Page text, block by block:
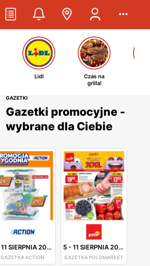
Lidl
Czas na
grilla!
GAZETKI
Gazetki promocyjne -
wybrane dla Ciebie
11 SIERPNIA 2026
GAZETKA ACTION
5-11 SIERPNIA 2026
GAZETKA POLOMARKET